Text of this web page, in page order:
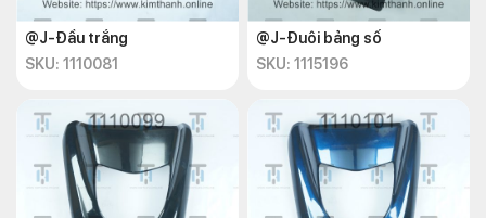
@J-Đầu trắng
SKU: 1110081
@J-Đuôi bảng số
SKU: 1115196